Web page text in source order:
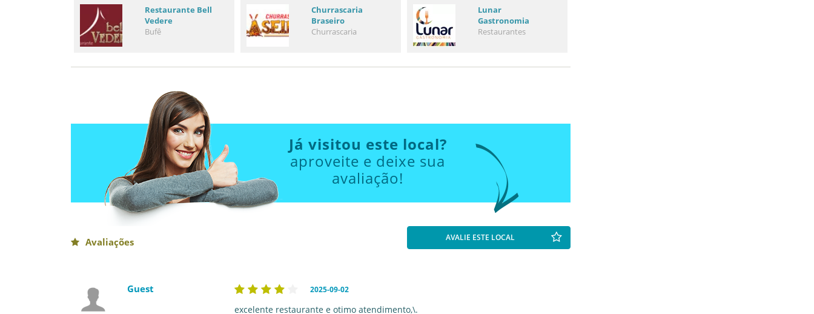
Restaurante Bell
Vedere
Bufê
Churrascaria
Braseiro
Churrascaria
Lunar
Gastronomia
Restaurantes
Já visitou este local?
aproveite e deixe sua
avaliação!
Avaliações AVALIE ESTE LOCAL
Guest 2025-09-02
excelente restaurante e otimo atendimento,\.